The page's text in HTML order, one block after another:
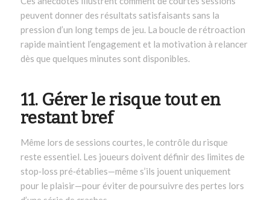
peuvent donner des résultats satisfaisants sans la
pression d’un long temps de jeu. La boucle de rétroaction
rapide maintient l’engagement et la motivation à relancer
dès que quelques minutes sont disponibles.
11. Gérer le risque tout en
restant bref
Même lors de sessions courtes, le contrôle du risque
reste essentiel. Les joueurs doivent définir des limites de
stop‑loss pré‑établies—même s’ils jouent uniquement
pour le plaisir—pour éviter de poursuivre des pertes lors